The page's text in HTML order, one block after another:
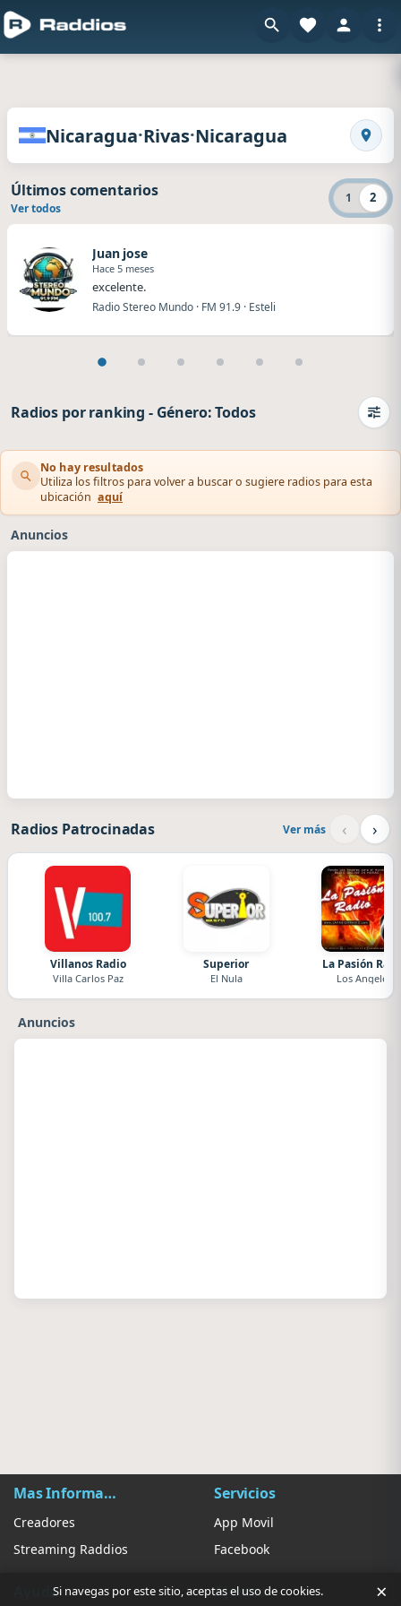
Radios de Nicaragua · Rivas · Nicaraguaen
Nicaragua·Rivas·Nicaragua
1 2
Últimos comentarios
Ver todos
Juan jose
Hace 5 meses
excelente.
Radio Stereo Mundo · FM 91.9 · Esteli
Radios por ranking - Género: Todos
No hay resultados
Utiliza los filtros para volver a buscar o sugiere radios para esta
ubicación aquí
Anuncios
Radios Patrocinadas Ver más ‹ ›
Villanos Radio
Villa Carlos Paz
Superior
El Nula
La Pasión
Los Angeles
Anuncios
Mas Información
Creadores
Streaming Raddios
Servicios
App Movil
Facebook
Ayuda Ajustes
Si navegas por este sitio, aceptas el uso de cookies. ×